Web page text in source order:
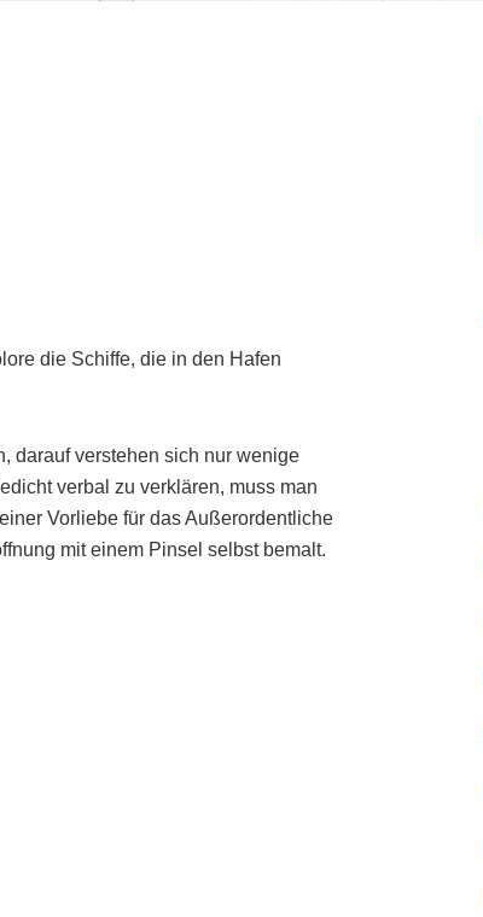
die Schiffe, die in den Hafen
darauf verstehen sich nur wenige
verbal zu verklären, muss man
Vorliebe für das Außerordentliche
mit einem Pinsel selbst bemalt.